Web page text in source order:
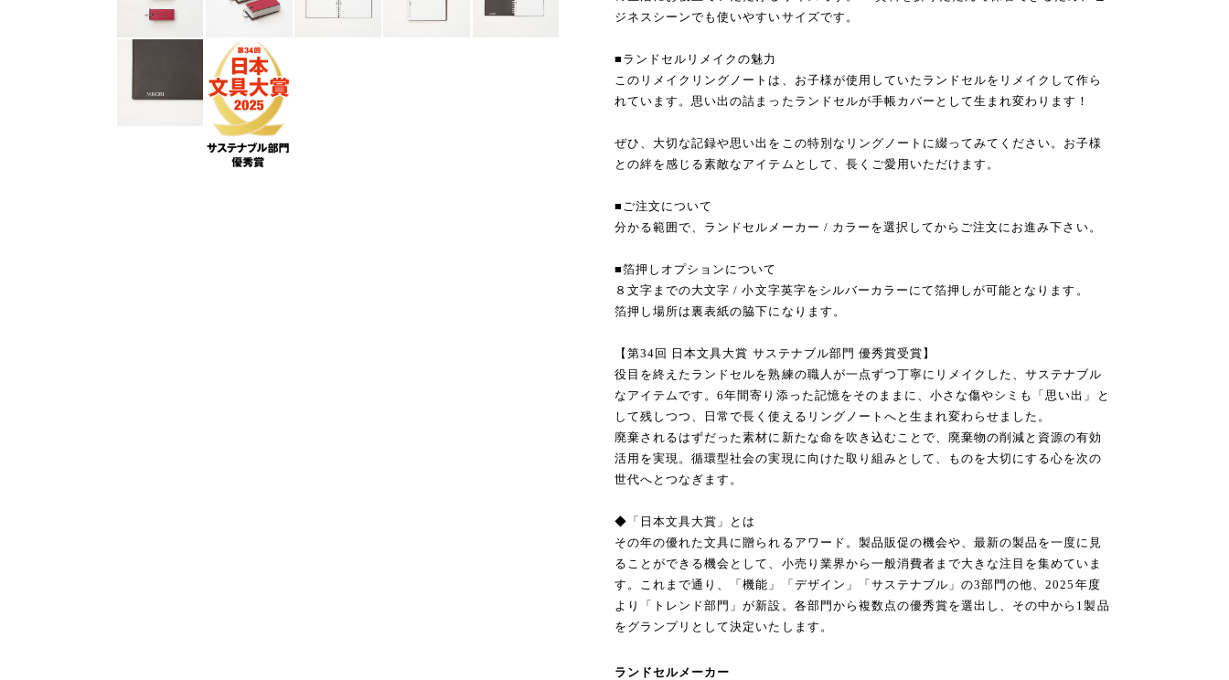
ジネスシーンでも使いやすいサイズです。
■ランドセルリメイクの魅力
このリメイクリングノートは、お子様が使用していたランドセルをリメイクして作ら
れています。思い出の詰まったランドセルが手帳カバーとして生まれ変わります！
ぜひ、大切な記録や思い出をこの特別なリングノートに綴ってみてください。お子様
との絆を感じる素敵なアイテムとして、長くご愛用いただけます。
■ご注文について
分かる範囲で、ランドセルメーカー / カラーを選択してからご注文にお進み下さい。
■箔押しオプションについて
８文字までの大文字 / 小文字英字をシルバーカラーにて箔押しが可能となります。
箔押し場所は裏表紙の脇下になります。
【第34回 日本文具大賞 サステナブル部門 優秀賞受賞】
役目を終えたランドセルを熟練の職人が一点ずつ丁寧にリメイクした、サステナブル
なアイテムです。6年間寄り添った記憶をそのままに、小さな傷やシミも「思い出」と
して残しつつ、日常で長く使えるリングノートへと生まれ変わらせました。
廃棄されるはずだった素材に新たな命を吹き込むことで、廃棄物の削減と資源の有効
活用を実現。循環型社会の実現に向けた取り組みとして、ものを大切にする心を次の
世代へとつなぎます。
◆「日本文具大賞」とは
その年の優れた文具に贈られるアワード。製品販促の機会や、最新の製品を一度に見
ることができる機会として、小売り業界から一般消費者まで大きな注目を集めていま
す。これまで通り、「機能」「デザイン」「サステナブル」の3部門の他、2025年度
より「トレンド部門」が新設。各部門から複数点の優秀賞を選出し、その中から1製品
をグランプリとして決定いたします。
ランドセルメーカー